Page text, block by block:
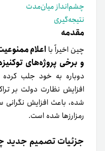
چشم‌انداز میان‌مدت
نتیجه‌گیری
مقدمه
چین اخیراً با اعلام
و برخی پروژه‌های
دوباره به خود جلب
افزایش نظارت دولت بر
شده، باعث افزایش نگرانی
رمزارزها شده است.
جزئیات تصمیم جدید